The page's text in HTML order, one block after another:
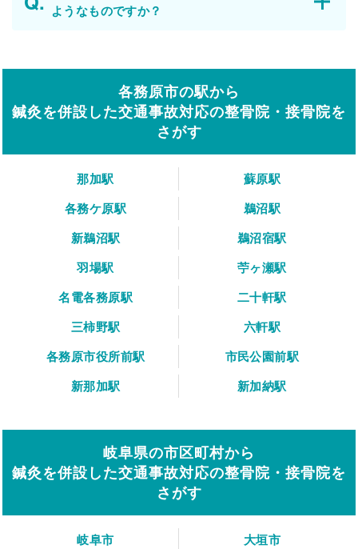
ようなものですか？
各務原市の駅から
鍼灸を併設した交通事故対応の整骨院・接骨院を
さがす
那加駅
蘇原駅
各務ケ原駅
鵜沼駅
新鵜沼駅
鵜沼宿駅
羽場駅
苧ヶ瀬駅
名電各務原駅
二十軒駅
三柿野駅
六軒駅
各務原市役所前駅
市民公園前駅
新那加駅
新加納駅
岐阜県の市区町村から
鍼灸を併設した交通事故対応の整骨院・接骨院を
さがす
岐阜市
大垣市